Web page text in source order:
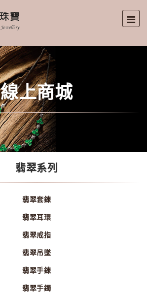
線上商城
翡翠系列
翡翠套鍊
翡翠耳環
翡翠戒指
翡翠吊墜
翡翠手鍊
翡翠手鐲